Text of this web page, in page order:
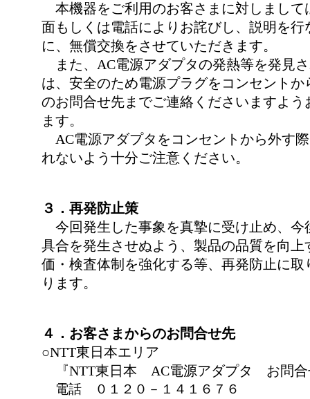
本機器をご利用のお客さまに対しまして
面もしくは電話によりお詫びし、説明を行
に、無償交換をさせていただきます。
また、AC電源アダプタの発熱等を発見
は、安全のため電源プラグをコンセントか
のお問合せ先までご連絡くださいますよう
ます。
AC電源アダプタをコンセントから外す
れないよう十分ご注意ください。
３．再発防止策
今回発生した事象を真摯に受け止め、今
具合を発生させぬよう、製品の品質を向上
価・検査体制を強化する等、再発防止に取
ります。
４．お客さまからのお問合せ先
○NTT東日本エリア
『NTT東日本 AC電源アダプタ お問合
電話 ０１２０－１４１６７６